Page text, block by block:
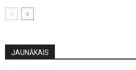
JAUNĀKAIS